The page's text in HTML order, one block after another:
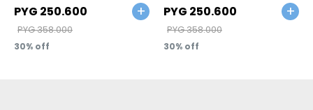
PYG 250.600
PYG358.000
30
PYG 250.600
PYG358.000
30